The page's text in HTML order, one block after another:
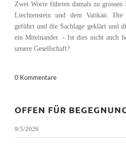
Zwei Worte führten damals zu grossen
Liechtenstein und dem Vatikan. Die
geführt und die Sachlage geklärt und
ein Miteinander. - Ist dies nicht auch
unsere Gesellschaft?
0 Kommentare
OFFEN FÜR
9/5/2026